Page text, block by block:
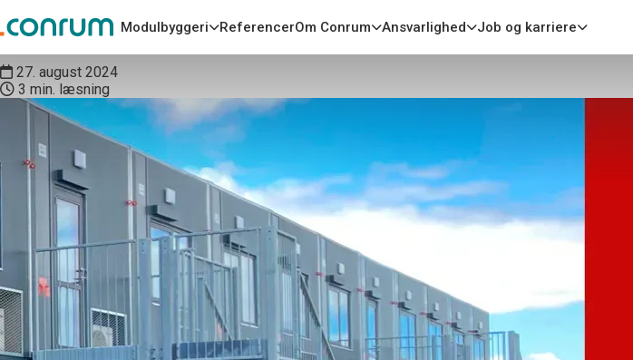
Modulbyggeri ReferencerOm Conrum Ansvarlighed Job og karriere
Styrk brandsikkerheden på byggepladsen
27. august 2024
3 min. læsning